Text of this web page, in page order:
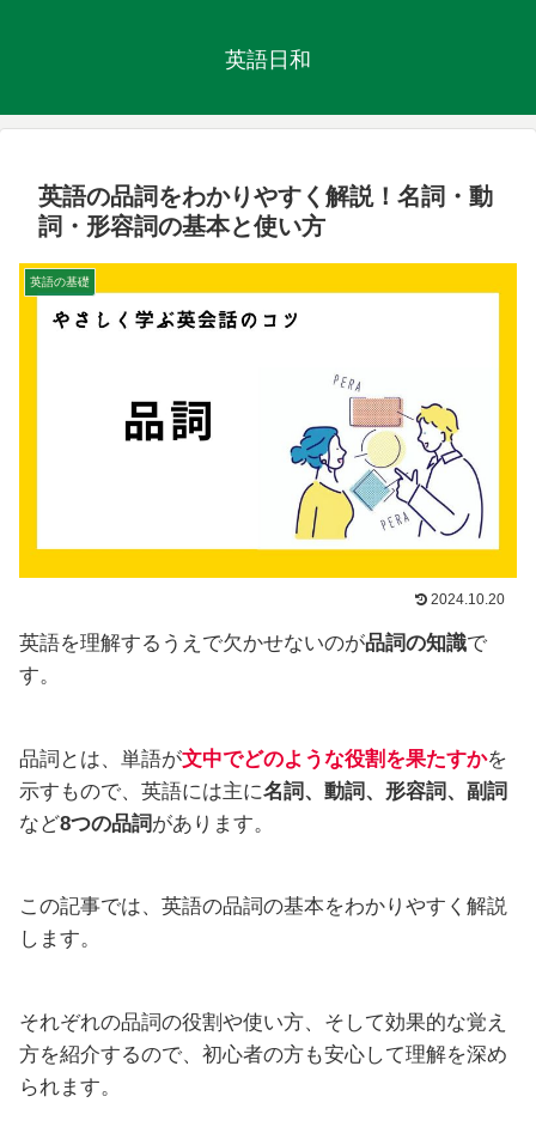
英語日和
英語の品詞をわかりやすく解説！名詞・動
詞・形容詞の基本と使い方
英語の基礎
2024.10.20
英語を理解するうえで欠かせないのが品詞の知識で
す。
品詞とは、単語が文中でどのような役割を果たすかを
示すもので、英語には主に名詞、動詞、形容詞、副詞
など8つの品詞があります。
この記事では、英語の品詞の基本をわかりやすく解説
します。
それぞれの品詞の役割や使い方、そして効果的な覚え
方を紹介するので、初心者の方も安心して理解を深め
られます。